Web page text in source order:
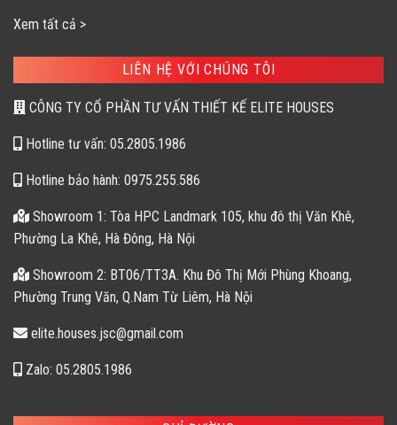
Xem tất cả >
LIÊN HỆ VỚI CHÚNG TÔI
CÔNG TY CỔ PHẦN TƯ VẤN THIẾT KẾ ELITE HOUSES
Hotline tư vấn: 05.2805.1986
Hotline bảo hành: 0975.255.586
Showroom 1: Tòa HPC Landmark 105, khu đô thị Văn Khê,
Phường La Khê, Hà Đông, Hà Nội
Showroom 2: BT06/TT3A. Khu Đô Thị Mới Phùng Khoang,
Phường Trung Văn, Q.Nam Từ Liêm, Hà Nội
elite.houses.jsc@gmail.com
Zalo: 05.2805.1986